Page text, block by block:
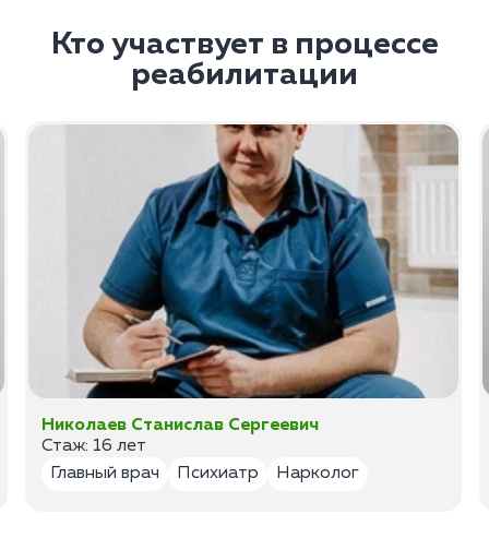
Кто участвует в процессе
реабилитации
Николаев Станислав Сергеевич
Стаж: 16 лет
Главный врач
Психиатр Нарколог